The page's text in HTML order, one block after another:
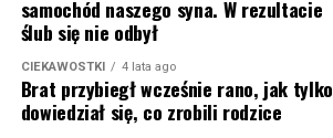
samochód naszego syna. W rezultacie
ślub się nie odbył
CIEKAWOSTKI 4 lata ago
Brat przybiegł wcześnie rano, jak tylko
dowiedział się, co zrobili rodzice